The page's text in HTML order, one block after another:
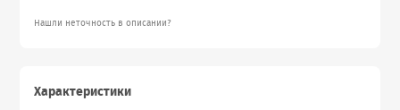
Нашли неточность в описании?
Характеристики